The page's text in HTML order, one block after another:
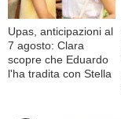
Upas, anticipazioni al
7 agosto: Clara
scopre che Eduardo
l'ha tradita con Stella